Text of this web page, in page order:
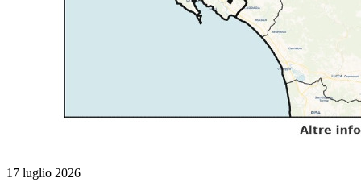
17 luglio 2026